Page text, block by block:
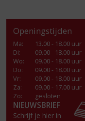
Openingstijden
Ma:
13.00 - 18.00 uur
Di:
09.00 - 18.00 uur
Wo:
09.00 - 18.00 uur
Do:
09.00 - 18.00 uur
Vr:
09.00 - 18.00 uur
Za:
09.00 - 17.00 uur
Zo:
gesloten
NIEUWSBRIEF
Schrijf je hier in